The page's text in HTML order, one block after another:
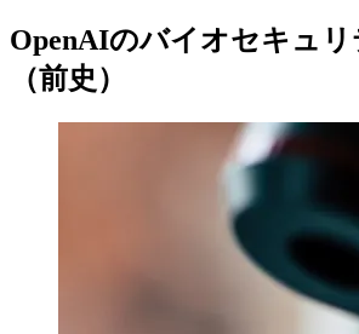
OpenAIのバイオセキュ
（前史）